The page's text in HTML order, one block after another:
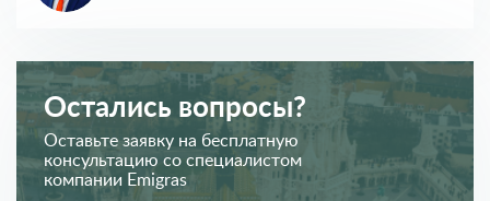
Остались вопросы?
Оставьте заявку на бесплатную
консультацию со специалистом
компании Emigras